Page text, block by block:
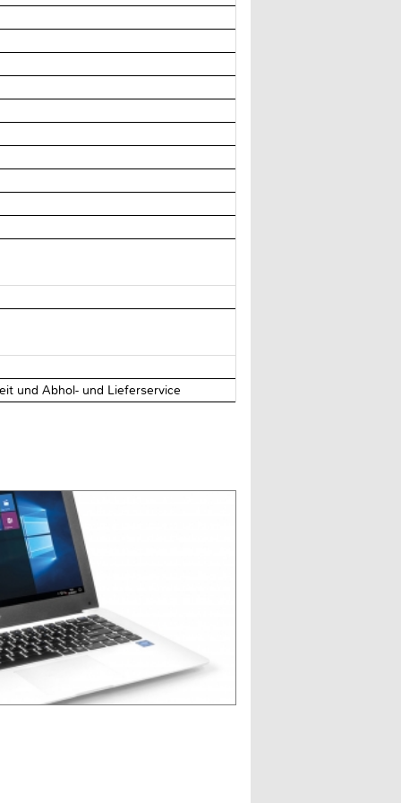
und Abhol- und Lieferservice